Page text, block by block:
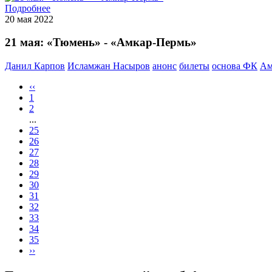
Подробнее
20 мая 2022
21 мая: «Тюмень» - «Амкар-Пермь»
Данил Карпов Исламжан Насыров анонс билеты основа ФК
‹‹
1
2
...
25
26
27
28
29
30
31
32
33
34
35
››